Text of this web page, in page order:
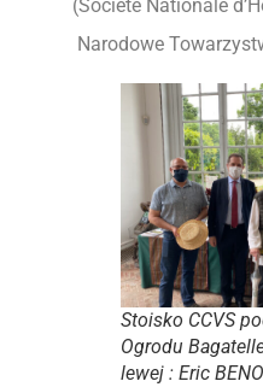
(Société Nationale
Narodowe
Stoisko CCVS
Ogrodu
lewej : Eric